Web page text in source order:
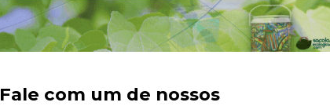
Fale com um de nossos